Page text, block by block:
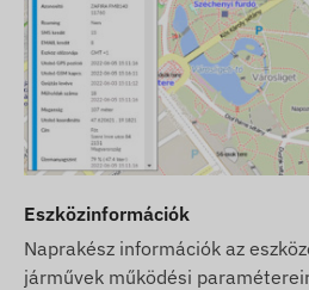
Eszközinformációk
Naprakész információk az
járművek működési